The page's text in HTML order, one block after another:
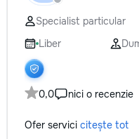
Specialist particular
Liber
0,0 nici o recenzie
Ofer servici citește tot